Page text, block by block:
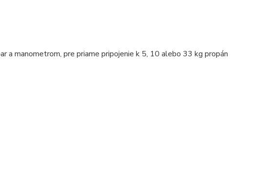
a manometrom, pre priame pripojenie k 5, 10 alebo 33 kg propán